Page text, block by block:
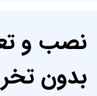
نصب و
بدون